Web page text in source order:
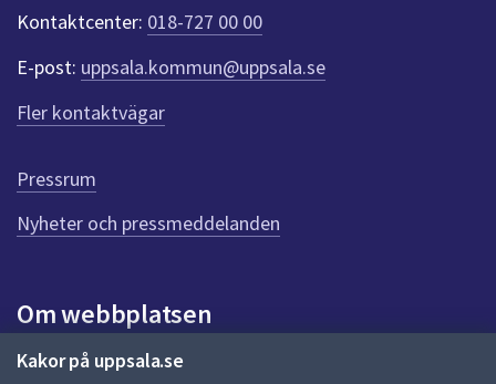
Kakor på uppsala.se
e
r
f
ö
r
e
n
n
a
d
a
Kontaktcenter: 018-727 00 00
E-post: uppsala.kommun@uppsala.se
Fler kontaktvägar
Pressrum
Nyheter och pressmeddelanden
Om webbplatsen
Om webbplatsen